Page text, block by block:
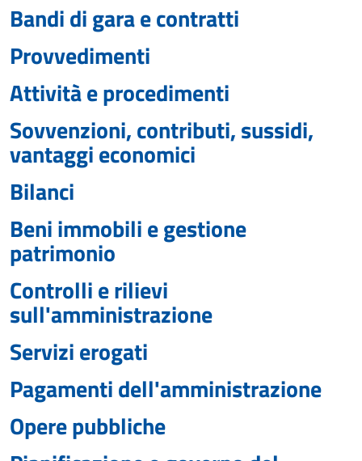
Bandi di gara e contratti
Provvedimenti
Attività e procedimenti
Sovvenzioni, contributi, sussidi,
vantaggi economici
Bilanci
Beni immobili e gestione
patrimonio
Controlli e rilievi
sull'amministrazione
Servizi erogati
Pagamenti dell'amministrazione
Opere pubbliche